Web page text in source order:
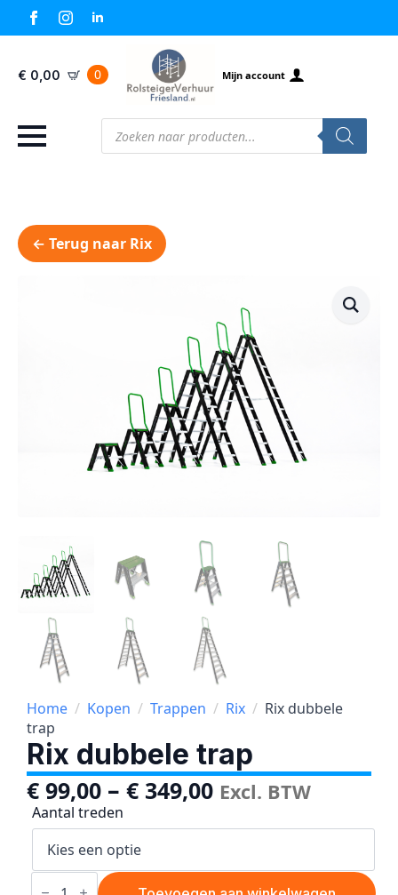
€ 0,00 0 Mijn account
Producten
zoeken
← Terug naar Rix
Home Kopen Trappen Rix
Rix dubbele
trap
Rix dubbele trap
€ 99,00 – € 349,00 Excl. BTW
Aantal treden
Rix